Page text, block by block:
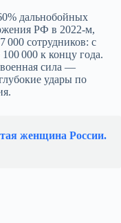
дальнобойных
РФ в 2022‑м,
000 сотрудников: с
000 к концу года.
сила —
удары по
женщина России.